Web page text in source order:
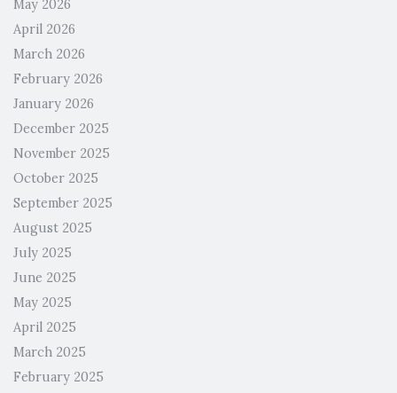
May 2026
April 2026
March 2026
February 2026
January 2026
December 2025
November 2025
October 2025
September 2025
August 2025
July 2025
June 2025
May 2025
April 2025
March 2025
February 2025